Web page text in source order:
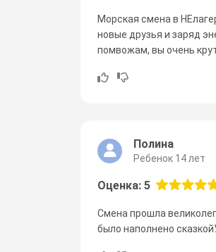
Морская смена в
новые друзья и заряд
помвожам, вы очень
Полина
Ребенок 14 лет
Оценка: 5
Смена прошла
было наполнено